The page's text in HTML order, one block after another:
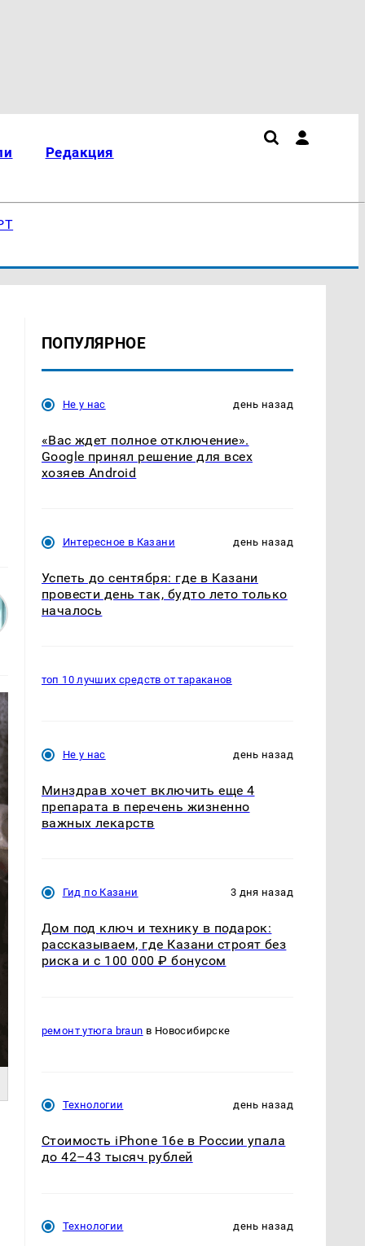
Редакция
ПОПУЛЯРНОЕ
Не у нас день назад
«Вас ждет полное отключение».
Google принял решение для всех
хозяев Android
Интересное в Казани день назад
Успеть до сентября: где в Казани
провести день так, будто лето только
началось
топ 10 лучших средств от тараканов
Не у нас день назад
Минздрав хочет включить еще 4
препарата в перечень жизненно
важных лекарств
Гид по Казани 3 дня назад
Дом под ключ и технику в подарок:
рассказываем, где Казани строят без
риска и с 100 000 ₽ бонусом
ремонт утюга braun в Новосибирске
Технологии день назад
Стоимость iPhone 16e в России упала
до 42–43 тысяч рублей
Технологии день назад